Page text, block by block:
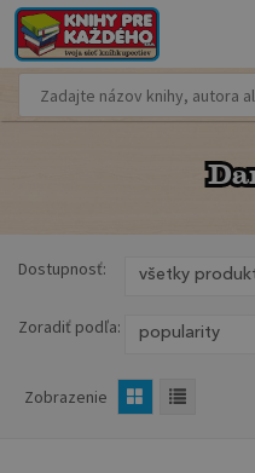
Dostupnosť:
Zoradiť podľa:
Zobrazenie